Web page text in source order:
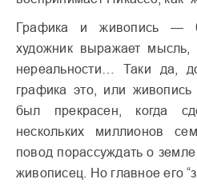
Графика и живопись —
художник выражает мысль,
нереальности… Таки да,
графика это, или
был прекрасен, когда
нескольких миллионов
повод порассуждать о
живописец. Но главное его